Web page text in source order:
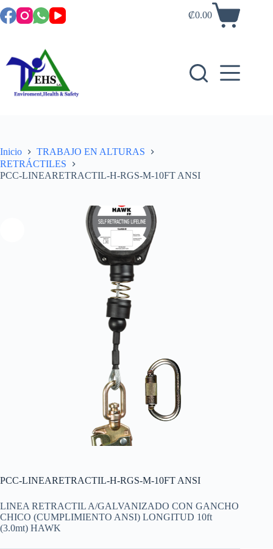
₡0.00
Inicio
TRABAJO EN ALTURAS
RETRÁCTILES
PCC-LINEARETRACTIL-H-RGS-M-10FT ANSI
PCC-LINEARETRACTIL-H-RGS-M-10FT ANSI
LINEA RETRACTIL A/GALVANIZADO CON GANCHO
CHICO (CUMPLIMIENTO ANSI) LONGITUD 10ft
(3.0mt) HAWK